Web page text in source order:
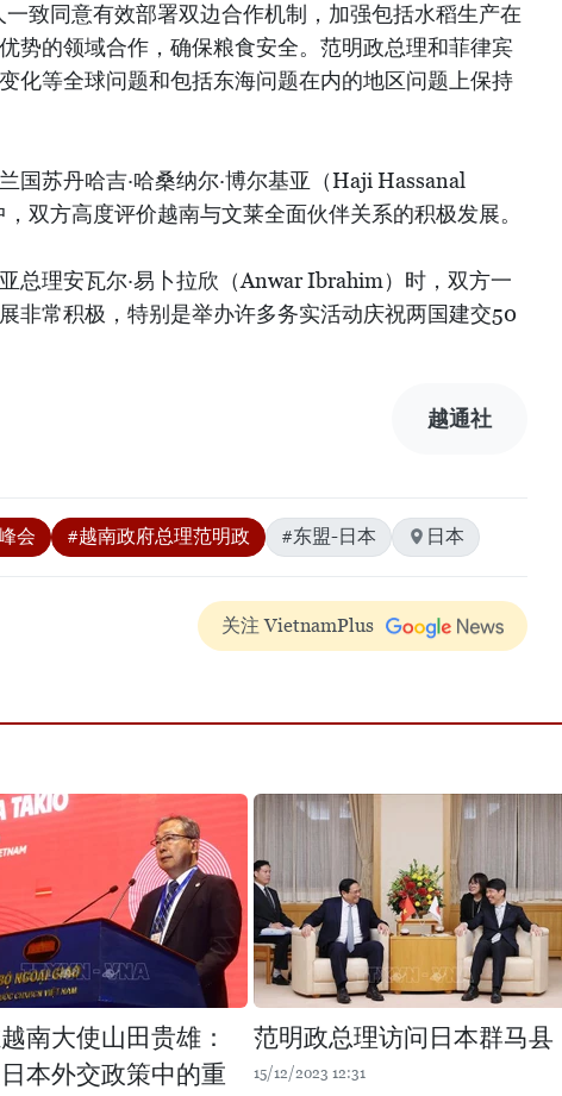
致同意有效部署双边合作机制，加强包括水稻生产在
势的领域合作，确保粮食安全。范明政总理和菲律宾
化等全球问题和包括东海问题在内的地区问题上保持
国苏丹哈吉·哈桑纳尔·博尔基亚（Haji Hassanal
双方高度评价越南与文莱全面伙伴关系的积极发展。
总理安瓦尔·易卜拉欣（Anwar Ibrahim）时，双方一
非常积极，特别是举办许多务实活动庆祝两国建交50
越通社
会 #越南政府总理范明政 #东盟-日本 日本
关注 VietnamPlus
南大使山田贵雄：
本外交政策中的重
范明政总理访问日本群马县
15/12/2023 12:31